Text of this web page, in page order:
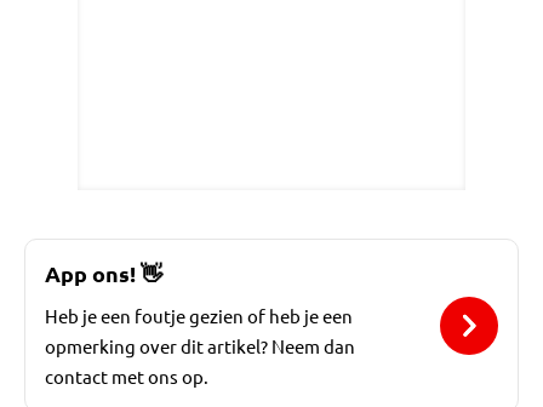
App ons!👋
Heb je een foutje gezien of heb je een
opmerking over dit artikel? Neem dan
contact met ons op.